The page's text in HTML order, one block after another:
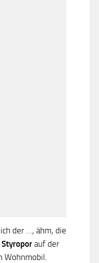
der …, ähm, die
auf der